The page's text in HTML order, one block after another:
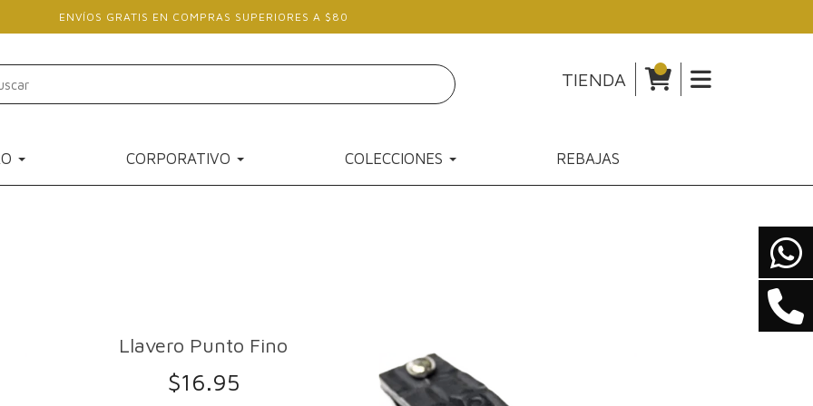
ENVÍOS GRATIS EN COMPRAS SUPERIORES A $80
TIENDA
CORPORATIVO COLECCIONES REBAJAS
Llavero Punto Fino
$16.95